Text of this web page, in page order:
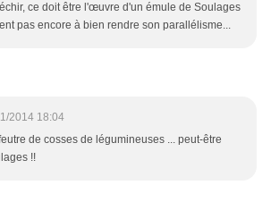
ce doit être l'œuvre d'un émule de Soulages
pas encore à bien rendre son parallélisme...
2014 18:04
de cosses de légumineuses ... peut-être
!!